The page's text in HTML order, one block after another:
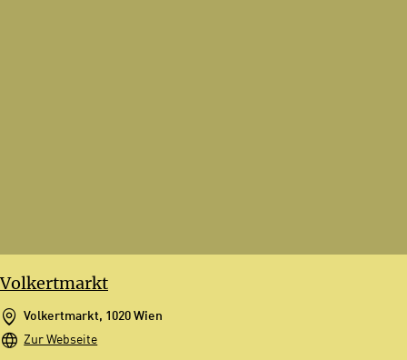
Volkertmarkt
Volkertmarkt, 1020 Wien
Zur Webseite